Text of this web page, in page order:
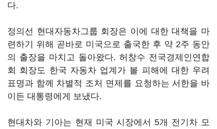
다.
정의선 현대자동차그룹 회장은 이에 대한 대책을 마
련하기 위해 곧바로 미국으로 출국한 후 약 2주 동안
의 출장을 마치고 돌아왔다. 허창수 전국경제인연합
회 회장도 한국 자동차 업계가 볼 피해에 대한 우려
표명과 함께 차별적 조처 면제를 요청하는 서한을 바
이든 대통령에게 보냈다.
현대차와 기아는 현재 미국 시장에서 5개 전기차 모